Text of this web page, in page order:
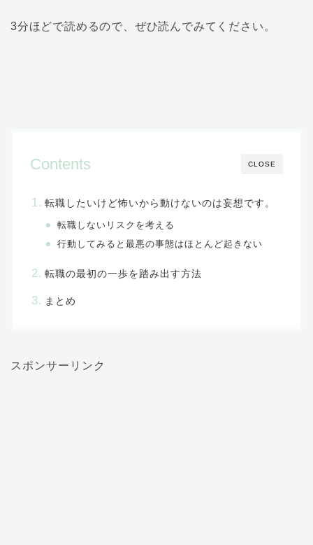
3分ほどで読めるので、ぜひ読んでみてください。
CLOSE
Contents
転職したいけど怖いから動けないのは妄想です。
転職しないリスクを考える
行動してみると最悪の事態はほとんど起きない
転職の最初の一歩を踏み出す方法
まとめ
スポンサーリンク